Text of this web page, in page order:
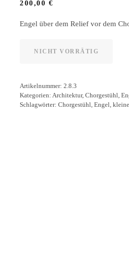
200,00 €
Engel über dem Relief vor dem
NICHT VORRÄTIG
Artikelnummer: 2.8.3
Kategorien: Architektur, Chorgestühl,
Schlagwörter: Chorgestühl, Engel,